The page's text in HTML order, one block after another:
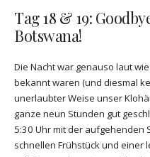
Tag 18 & 19:
Botswana!
Die Nacht war genauso laut
bekannt waren (und diesmal
unerlaubter Weise unser
ganze neun Stunden gut
5:30 Uhr mit der aufgehenden
schnellen Frühstück und einer